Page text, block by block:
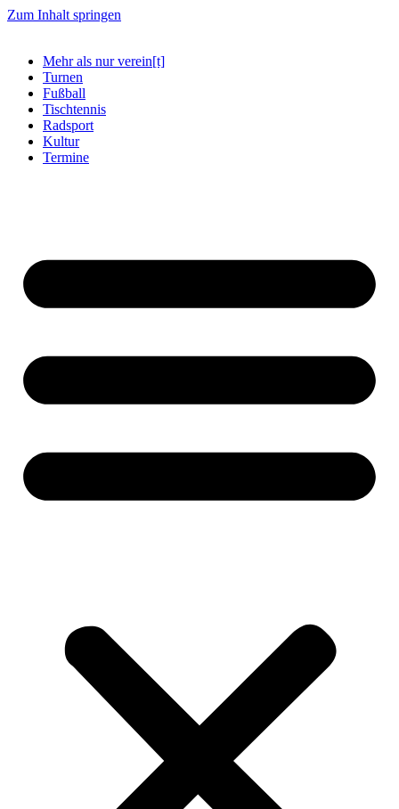
Zum Inhalt springen
Mehr als nur verein[t]
Turnen
Fußball
Tischtennis
Radsport
Kultur
Termine